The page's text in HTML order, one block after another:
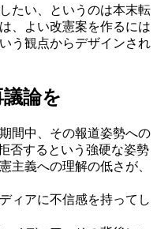
たい、というのは本末転
、よい改憲案を作るには
う観点からデザインされ
論を
間中、その報道姿勢への
否するという強硬な姿勢
主義への理解の低さが、
ィアに不信感を持ってし